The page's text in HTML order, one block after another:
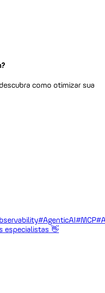
como otimizar sua
#AgenticAI#MCP
especialistas 👋